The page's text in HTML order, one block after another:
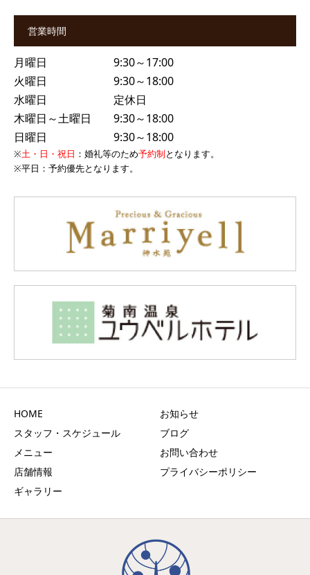
営業時間
月曜日 9:30～17:00
火曜日 9:30～18:00
水曜日 定休日
木曜日～土曜日 9:30～18:00
日曜日 9:30～18:00
※土・日・祝日 ：婚礼等のため予約制となります。
※平日 ：予約優先となります。
HOME
スタッフ・スケジュール
メニュー
店舗情報
ギャラリー
お知らせ
ブログ
お問い合わせ
プライバシーポリシー